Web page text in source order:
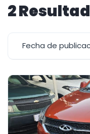
2
Fecha de